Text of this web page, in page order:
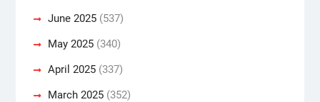
June 2025(537)
May 2025(340)
April 2025(337)
March 2025(352)